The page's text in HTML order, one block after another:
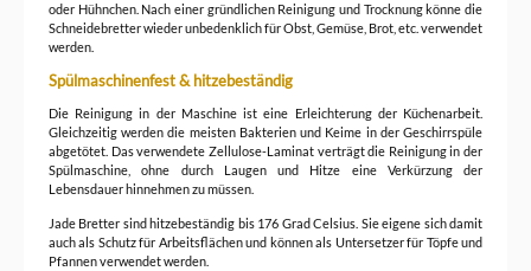
oder Hühnchen. Nach einer gründlichen Reinigung und Trocknung könne die
Schneidebretter wieder unbedenklich für Obst, Gemüse, Brot, etc. verwendet
werden.
Spülmaschinenfest & hitzebeständig
Die Reinigung in der Maschine ist eine Erleichterung der Küchenarbeit.
Gleichzeitig werden die meisten Bakterien und Keime in der Geschirrspüle
abgetötet. Das verwendete Zellulose-Laminat verträgt die Reinigung in der
Spülmaschine, ohne durch Laugen und Hitze eine Verkürzung der
Lebensdauer hinnehmen zu müssen.
Jade Bretter sind hitzebeständig bis 176 Grad Celsius. Sie eigene sich damit
auch als Schutz für Arbeitsflächen und können als Untersetzer für Töpfe und
Pfannen verwendet werden.